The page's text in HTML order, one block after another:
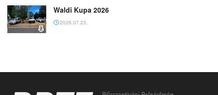
Waldi Kupa 2026
2026.07.23.